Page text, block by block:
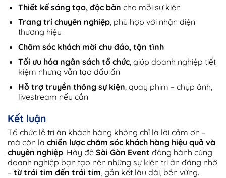
Thiết kế sáng tạo, độc bản cho mỗi sự kiện
Trang trí chuyên nghiệp, phù hợp với nhận diện
thương hiệu
Chăm sóc khách mời chu đáo, tận tình
Tối ưu hóa ngân sách tổ chức, giúp doanh nghiệp tiết
kiệm nhưng vẫn tạo dấu ấn
Hỗ trợ truyền thông sự kiện, quay phim – chụp ảnh,
livestream nếu cần
Kết luận
Tổ chức lễ tri ân khách hàng không chỉ là lời cảm ơn –
mà còn là chiến lược chăm sóc khách hàng hiệu quả và
chuyên nghiệp. Hãy để Sài Gòn Event đồng hành cùng
doanh nghiệp bạn tạo nên những sự kiện tri ân đáng nhớ
– từ trái tim đến trái tim , gắn kết lâu dài, bền vững.